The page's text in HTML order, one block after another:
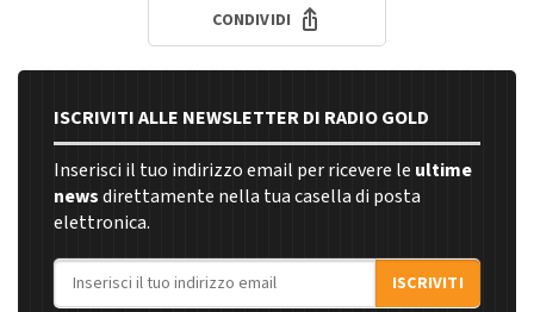
CONDIVIDI
ISCRIVITI ALLE NEWSLETTER DI RADIO GOLD
Inserisci il tuo indirizzo email per ricevere le ultime
newsdirettamente nella tua casella di posta
elettronica.
Indirizzo email
ISCRIVITI